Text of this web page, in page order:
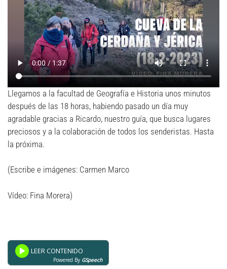
Llegamos a la facultad de Geografía e Historia unos minutos
después de las 18 horas, habiendo pasado un día muy
agradable gracias a Ricardo, nuestro guía, que busca lugares
preciosos y a la colaboración de todos los senderistas. Hasta
la próxima.
(Escribe e imágenes: Carmen Marco
Vídeo: Fina Morera)
Powered By GSpeech